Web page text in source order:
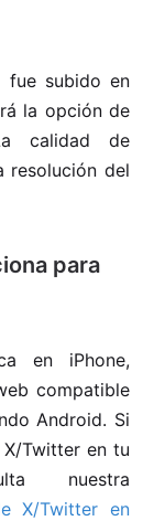
fue subido en
la opción de
calidad de
resolución del
para
en iPhone,
compatible
Android. Si
Twitter en tu
nuestra
X/Twitter en